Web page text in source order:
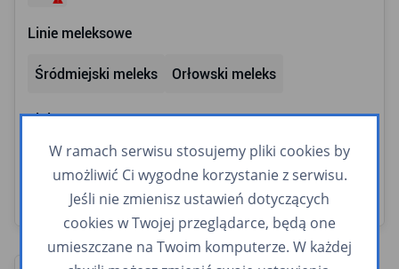
Linie meleksowe
Śródmiejski meleks Orłowski meleks
Linie nocne
N1 N10 N20 N30 N40 N65 N94
W ramach serwisu stosujemy pliki cookies by
umożliwić Ci wygodne korzystanie z serwisu.
Jeśli nie zmienisz ustawień dotyczących
cookies w Twojej przeglądarce, będą one
umieszczane na Twoim komputerze. W każdej